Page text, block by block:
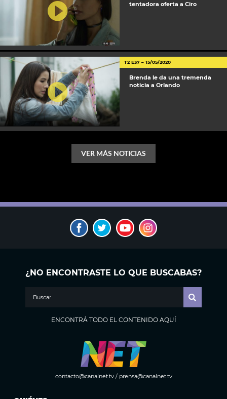
tentadora oferta a Ciro
T2 E37 – 15/05/2020
Brenda le da una tremenda
noticia a Orlando
VER MÁS NOTICIAS
¿NO ENCONTRASTE LO QUE BUSCABAS?
ENCONTRÁ TODO EL CONTENIDO AQUÍ
contacto@canalnet.tv/ prensa@canalnet.tv